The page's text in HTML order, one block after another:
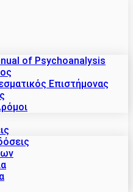
of Psychoanalysis
Επιστήμονας